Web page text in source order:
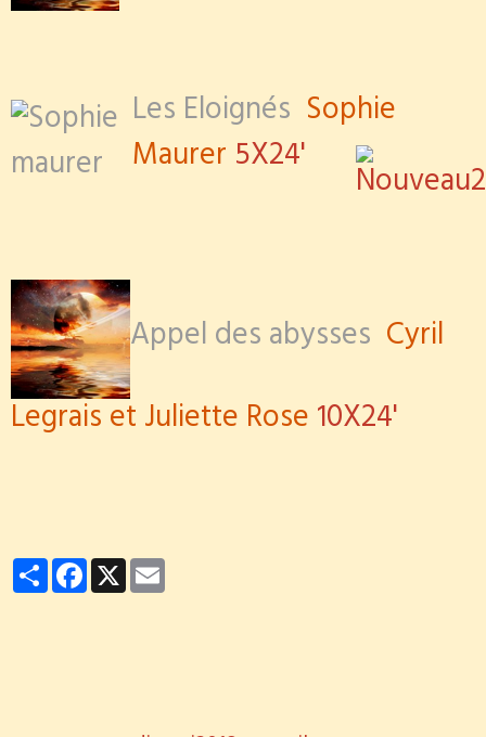
Les Eloignés Sophie
Maurer5X24'
Appel des abysses Cyril
Legrais et Juliette Rose10X24'
PartagerFacebook
X